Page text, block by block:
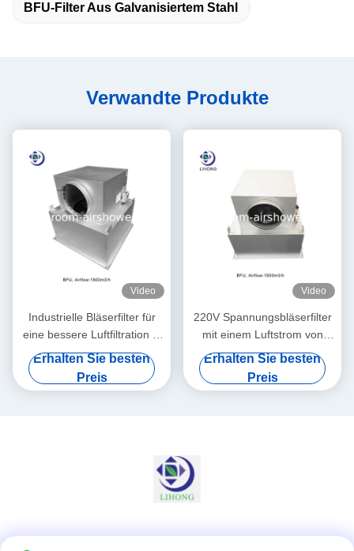
BFU-Filter Aus Galvanisiertem Stahl
Verwandte Produkte
Video
Industrielle Bläserfilter für
eine bessere Luftfiltration in
Fabriken
Erhalten Sie besten
Preis
Video
220V Spannungsbläserfilter
mit einem Luftstrom von
1500 M3/h und einem
Geräuschpegel von ≤ 60 dB
Erhalten Sie besten
Preis